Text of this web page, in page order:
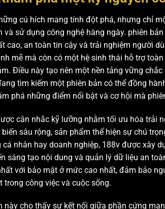
cú hích mang tính đột phá, nhưng chỉ
sử dụng công nghệ hàng ngày. phiên
cao, an toàn tin cậy và trải nghiệm người
mẽ mà còn có một hệ sinh thái hỗ trợ
Điều này tạo nên một nền tảng vững
tìm kiếm một phiên bản có thể đồng
phá những điểm nổi bật và cơ hội mà
cân nhắc kỹ lưỡng nhằm tối ưu hóa trải
sâu rộng, sản phẩm thể hiện sự chú
nhân hay doanh nghiệp, 188v được xây
sáng tạo nội dung và quản lý dữ liệu an
với bảo mật ở mức cao nhất, đảm bảo
công việc và cuộc sống.
này cho thấy sự kết nối giữa phần cứng